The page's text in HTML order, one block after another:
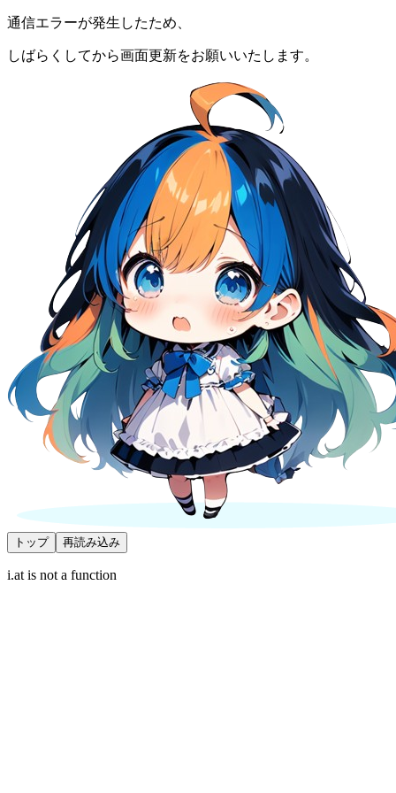
通信エラーが発生したため、
しばらくしてから画面更新をお願いいたします。
トップ 再読み込み
i.at is not a function